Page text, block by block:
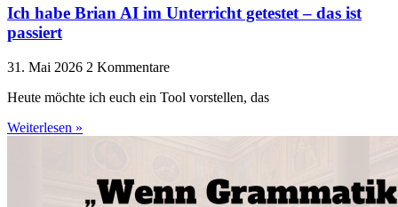
Ich habe Brian AI im Unterricht getestet – das ist
passiert
31. Mai 2026 2 Kommentare
Heute möchte ich euch ein Tool vorstellen, das
Weiterlesen »